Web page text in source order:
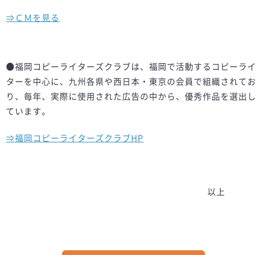
⇒ＣＭを見る
●福岡コピーライターズクラブは、福岡で活動するコピーライ
ターを中心に、九州各県や西日本・東京の会員で組織されてお
り、毎年、実際に使用された広告の中から、優秀作品を選出し
ています。
⇒福岡コピーライターズクラブHP
以上